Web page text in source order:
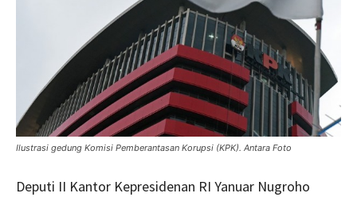
Ilustrasi gedung Komisi Pemberantasan Korupsi (KPK). Antara Foto
Deputi II Kantor Kepresidenan RI Yanuar Nugroho